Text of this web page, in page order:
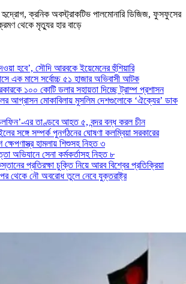
হৃদ্রোগ, ক্রনিক অবস্ট্রাকটিভ পালমোনারি ডিজিজ, ফুসফুসের
থেকে মৃত্যুর হার বাড়ে
হবে’, সৌদি আরবকে ইয়েমেনের হুঁশিয়ারি
এক মাসে সর্বোচ্চ ৫১ হাজার অভিবাসী আটক
১০০ কোটি ডলার সহায়তা দিচ্ছে ট্রাম্প প্রশাসন
আগ্রাসন মোকাবিলায় মুসলিম দেশগুলোকে ‘ঐক্যের’ ডাক
এর তাণ্ডবে আহত ৫, বন্দর বন্ধ করল চীন
সঙ্গে সম্পর্ক পুনর্গঠনের ঘোষণা কলম্বিয়া সরকারের
হামলায় শিশুসহ নিহত ৩
অভিযানে সেনা কর্মকর্তাসহ নিহত ৮
প্রতিরক্ষা চুক্তি নিয়ে আরব বিশ্বের প্রতিক্রিয়া
থেকে নৌ অবরোধ তুলে নেবে যুক্তরাষ্ট্র